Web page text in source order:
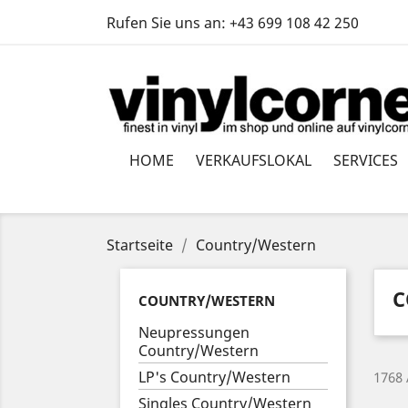
Rufen Sie uns an: +43 699 108 42 250
HOME VERKAUFSLOKAL SERVICES
Startseite Country/Western
COUNTRY/WESTERN
Neupressungen
Country/Western
LP's Country/Western
Singles Country/Western